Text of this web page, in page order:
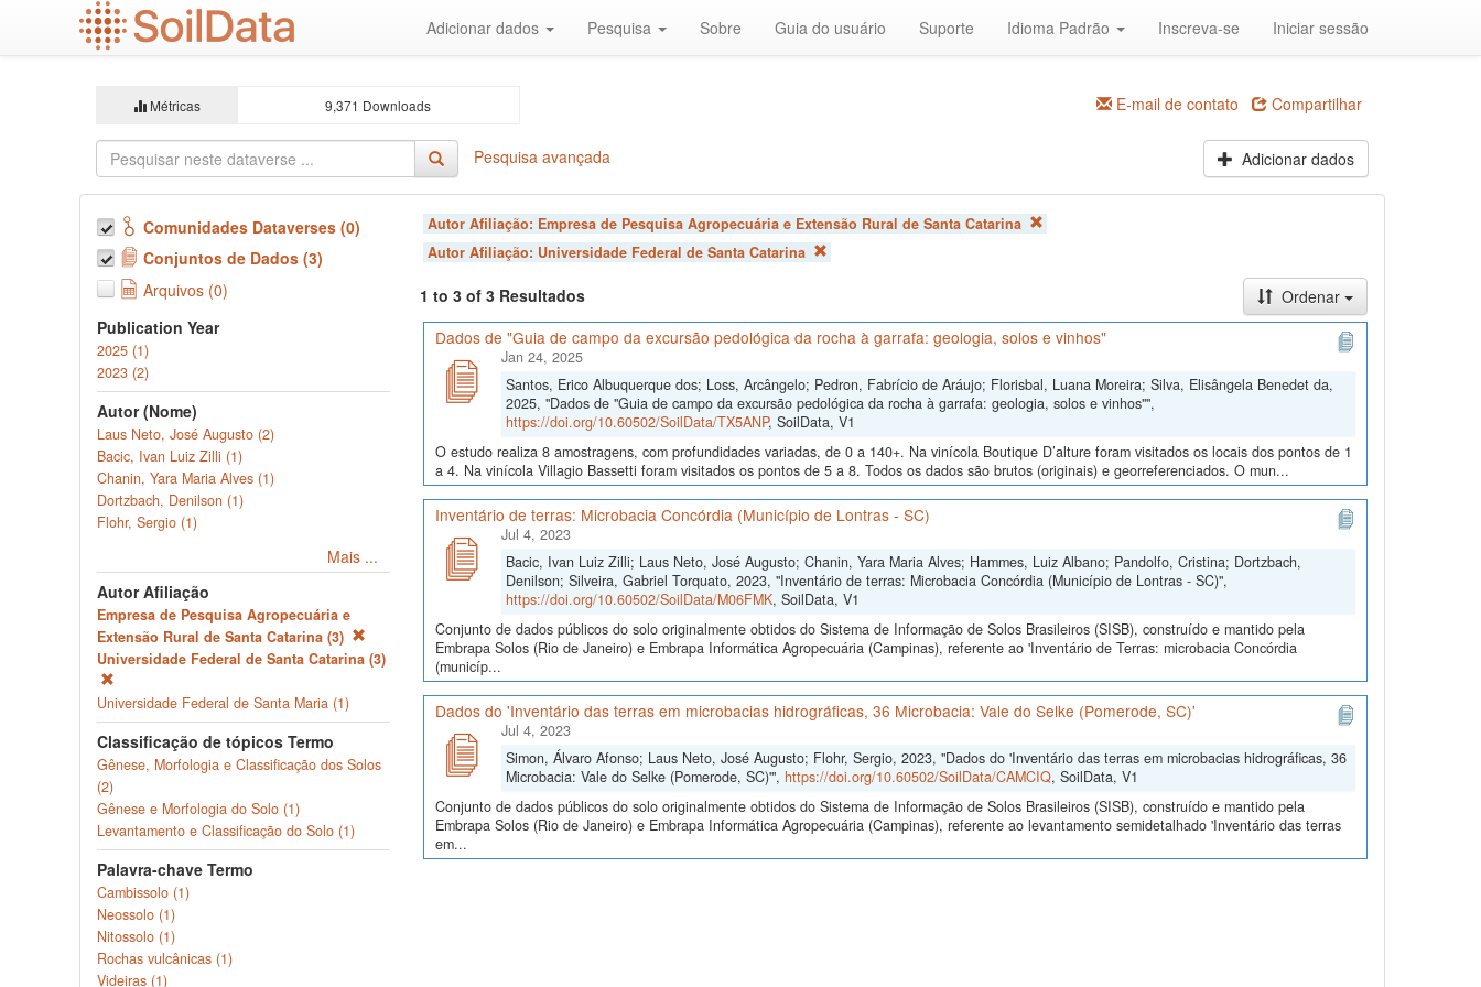
Adicionar dados Pesquisa Sobre Guia do usuário Suporte Idioma Padrão Inscreva-se Iniciar sessão
Métricas 9,371 Downloads E-mail de contato Compartilhar
Pesquisa avançada Adicionar dados
Comunidades Dataverses (0)
Conjuntos de Dados (3)
Arquivos (0)
Publication Year
2025 (1)
2023 (2)
Autor (Nome)
Laus Neto, José Augusto (2)
Bacic, Ivan Luiz Zilli (1)
Chanin, Yara Maria Alves (1)
Dortzbach, Denilson (1)
Flohr, Sergio (1)
Mais ...
Autor Afiliação
Empresa de Pesquisa Agropecuária e
Extensão Rural de Santa Catarina (3)
Universidade Federal de Santa Catarina (3)
Universidade Federal de Santa Maria (1)
Classificação de tópicos Termo
Gênese, Morfologia e Classificação dos Solos
(2)
Gênese e Morfologia do Solo (1)
Levantamento e Classificação do Solo (1)
Palavra-chave Termo
Cambissolo (1)
Neossolo (1)
Nitossolo (1)
Rochas vulcânicas (1)
Videiras (1)
Autor Afiliação: Empresa de Pesquisa Agropecuária e Extensão Rural de Santa Catarina
Autor Afiliação: Universidade Federal de Santa Catarina
1 to 3 of 3 Resultados
Ordenar
Dados de "Guia de campo da excursão pedológica da rocha à garrafa: geologia, solos e vinhos"
Jan 24, 2025
Santos, Erico Albuquerque dos; Loss, Arcângelo; Pedron, Fabrício de Aráujo; Florisbal, Luana Moreira; Silva, Elisângela Benedet da,
2025, "Dados de "Guia de campo da excursão pedológica da rocha à garrafa: geologia, solos e vinhos"",
https://doi.org/10.60502/SoilData/TX5ANP, SoilData, V1
O estudo realiza 8 amostragens, com profundidades variadas, de 0 a 140+. Na vinícola Boutique D’alture foram visitados os locais dos pontos de 1
a 4. Na vinícola Villagio Bassetti foram visitados os pontos de 5 a 8. Todos os dados são brutos (originais) e georreferenciados. O mun...
Inventário de terras: Microbacia Concórdia (Município de Lontras - SC)
Jul 4, 2023
Bacic, Ivan Luiz Zilli; Laus Neto, José Augusto; Chanin, Yara Maria Alves; Hammes, Luiz Albano; Pandolfo, Cristina; Dortzbach,
Denilson; Silveira, Gabriel Torquato, 2023, "Inventário de terras: Microbacia Concórdia (Município de Lontras - SC)",
https://doi.org/10.60502/SoilData/M06FMK, SoilData, V1
Conjunto de dados públicos do solo originalmente obtidos do Sistema de Informação de Solos Brasileiros (SISB), construído e mantido pela
Embrapa Solos (Rio de Janeiro) e Embrapa Informática Agropecuária (Campinas), referente ao 'Inventário de Terras: microbacia Concórdia
(municíp...
Dados do 'Inventário das terras em microbacias hidrográficas, 36 Microbacia: Vale do Selke (Pomerode, SC)'
Jul 4, 2023
Simon, Álvaro Afonso; Laus Neto, José Augusto; Flohr, Sergio, 2023, "Dados do 'Inventário das terras em microbacias hidrográficas, 36
Microbacia: Vale do Selke (Pomerode, SC)'", https://doi.org/10.60502/SoilData/CAMCIQ, SoilData, V1
Conjunto de dados públicos do solo originalmente obtidos do Sistema de Informação de Solos Brasileiros (SISB), construído e mantido pela
Embrapa Solos (Rio de Janeiro) e Embrapa Informática Agropecuária (Campinas), referente ao levantamento semidetalhado 'Inventário das terras
em...